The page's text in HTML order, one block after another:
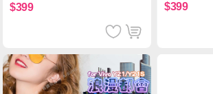
$399 $399